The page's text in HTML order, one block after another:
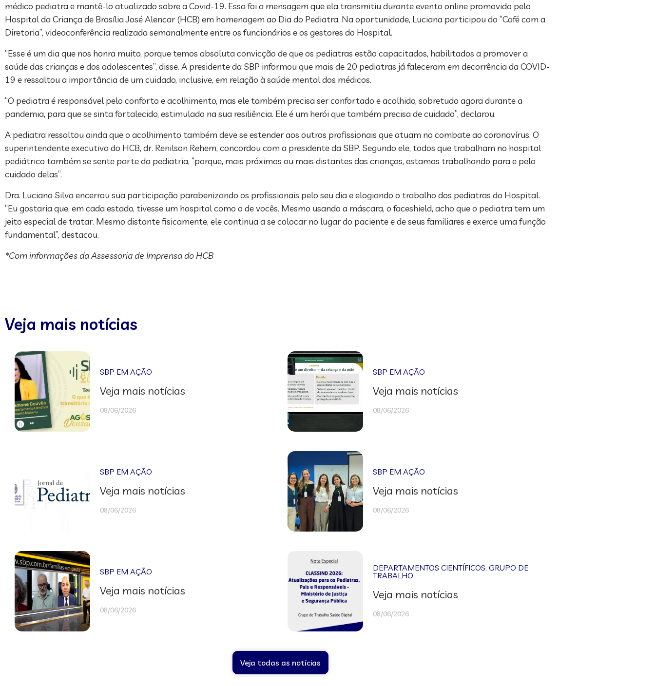
médico pediatra e mantê-lo atualizado sobre a Covid-19. Essa foi a mensagem que ela transmitiu durante evento online promovido pelo
Hospital da Criança de Brasília José Alencar (HCB) em homenagem ao Dia do Pediatra. Na oportunidade, Luciana participou do “Café com a
Diretoria”, videoconferência realizada semanalmente entre os funcionários e os gestores do Hospital.
“Esse é um dia que nos honra muito, porque temos absoluta convicção de que os pediatras estão capacitados, habilitados a promover a
saúde das crianças e dos adolescentes”, disse. A presidente da SBP informou que mais de 20 pediatras já faleceram em decorrência da COVID-
19 e ressaltou a importância de um cuidado, inclusive, em relação à saúde mental dos médicos.
“O pediatra é responsável pelo conforto e acolhimento, mas ele também precisa ser confortado e acolhido, sobretudo agora durante a
pandemia, para que se sinta fortalecido, estimulado na sua resiliência. Ele é um herói que também precisa de cuidado”, declarou.
A pediatra ressaltou ainda que o acolhimento também deve se estender aos outros profissionais que atuam no combate ao coronavírus. O
superintendente executivo do HCB, dr. Renilson Rehem, concordou com a presidente da SBP. Segundo ele, todos que trabalham no hospital
pediátrico também se sente parte da pediatria, “porque, mais próximos ou mais distantes das crianças, estamos trabalhando para e pelo
cuidado delas”.
Dra. Luciana Silva encerrou sua participação parabenizando os profissionais pelo seu dia e elogiando o trabalho dos pediatras do Hospital.
“Eu gostaria que, em cada estado, tivesse um hospital como o de vocês. Mesmo usando a máscara, o faceshield, acho que o pediatra tem um
jeito especial de tratar. Mesmo distante fisicamente, ele continua a se colocar no lugar do paciente e de seus familiares e exerce uma função
fundamental”, destacou.
*Com informações da Assessoria de Imprensa do HCB
Veja mais notícias
SBP EM AÇÃO
Veja mais notícias
08/06/2026
SBP EM AÇÃO
Veja mais notícias
08/06/2026
SBP EM AÇÃO
Veja mais notícias
08/06/2026
SBP EM AÇÃO
Veja mais notícias
08/06/2026
SBP EM AÇÃO
Veja mais notícias
08/06/2026
DEPARTAMENTOS CIENTÍFICOS,GRUPO DE
TRABALHO
Veja mais notícias
08/06/2026
Veja todas as notícias